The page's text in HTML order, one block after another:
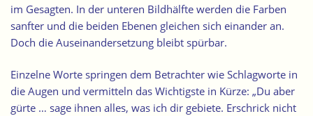
im Gesagten. In der unteren Bildhälfte werden die Farben
sanfter und die beiden Ebenen gleichen sich einander an.
Doch die Auseinandersetzung bleibt spürbar.
Einzelne Worte springen dem Betrachter wie Schlagworte in
die Augen und vermitteln das Wichtigste in Kürze: „Du aber
gürte … sage ihnen alles, was ich dir gebiete. Erschrick nicht